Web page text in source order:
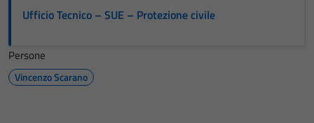
Ufficio Tecnico – SUE – Protezione civile
Persone
Vincenzo Scarano